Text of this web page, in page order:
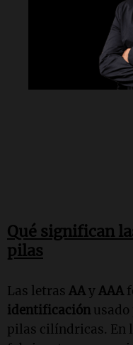
Qué significan
pilas
Las letras AAyAAA
identificación
pilas cilíndricas. En